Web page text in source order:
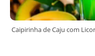
Caipirinha de Caju com